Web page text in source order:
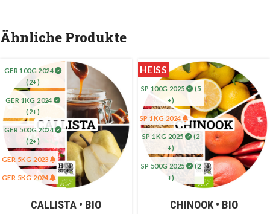
Ähnliche Produkte
GER 100G 2024
(2+)
GER 1KG 2024
(2+)
GER 500G 2024
(2+)
GER 5KG 2023
GER 5KG 2024
(20+)
CALLISTA • BIO
HEISS
SP 100G 2025
(5
+)
SP 1KG 2024
SP 1KG 2025
(2
+)
SP 500G 2025
(2
+)
CHINOOK • BIO